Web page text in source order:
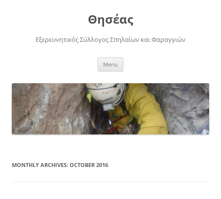
Θησέας
Εξερευνητικός Σύλλογος Σπηλαίων και Φαραγγιών
Menu
MONTHLY ARCHIVES: OCTOBER 2016